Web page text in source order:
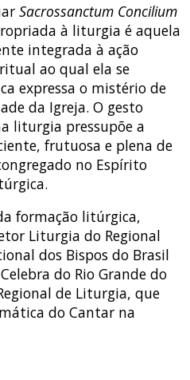
Sacrossanctum Concilium
à liturgia é aquela
integrada à ação
ao qual ela se
expressa o mistério de
da Igreja. O gesto
liturgia pressupõe a
frutuosa e plena de
no Espírito
formação litúrgica,
Liturgia do Regional
dos Bispos do Brasil
do Rio Grande do
de Liturgia, que
do Cantar na